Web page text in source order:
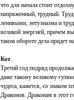
что для начала стоит
напряженный, трудный.
ленивыми, энтузиазма и
великой энергией, причем
таком обороте дела придет
Кот.
Третий год подряд
даже такому великому
чудеса, кажется, со знаком
Драконов. Драконам в этот